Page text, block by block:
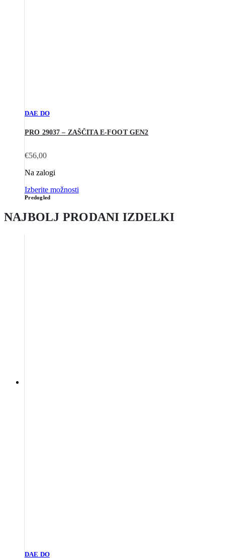
DAE DO
PRO 29037 – ZAŠČITA E-FOOT GEN2
€56,00
Na zalogi
Izberite možnosti
Predogled
NAJBOLJ PRODANI IZDELKI
DAE DO